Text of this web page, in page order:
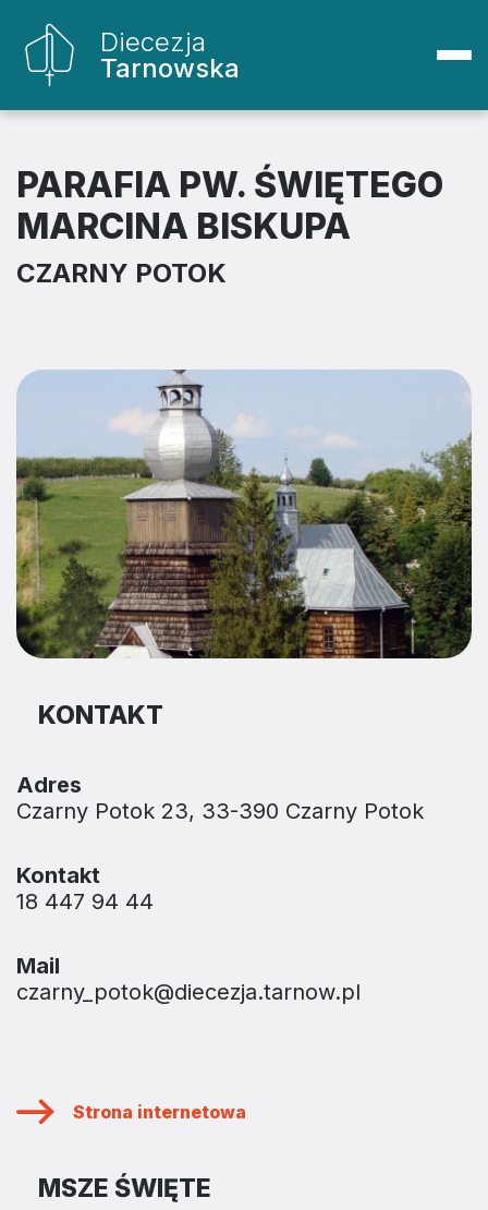
Diecezja
Tarnowska
PARAFIA PW. ŚWIĘTEGO
MARCINA BISKUPA
CZARNY POTOK
KONTAKT
Adres
Czarny Potok 23, 33-390 Czarny Potok
Kontakt
18 447 94 44
Mail
czarny_potok@diecezja.tarnow.pl
Strona internetowa
MSZE ŚWIĘTE